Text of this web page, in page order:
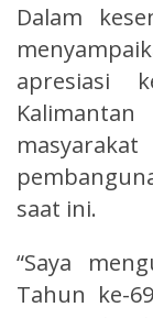
Dalam
apresiasi
saat ini.
“Saya
Tahun ke-